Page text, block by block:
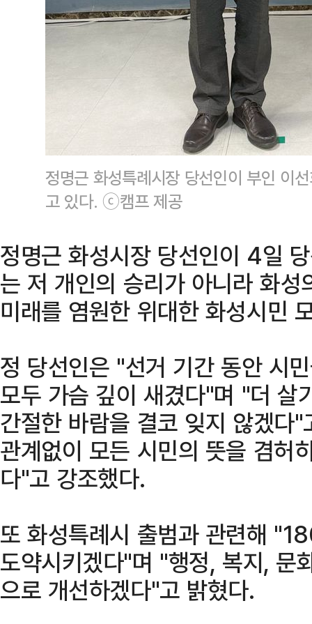
정명근 화성특례시장 당선인이 부인 이
고 있다. ⓒ캠프 제공
정명근 화성시장 당선인이 4일
는 저 개인의 승리가 아니라 화
미래를 염원한 위대한 화성시민
정 당선인은 "선거 기간 동안 시
모두 가슴 깊이 새겼다"며 "더 살
간절한 바람을 결코 잊지 않겠다
관계없이 모든 시민의 뜻을 겸허
다"고 강조했다.
또 화성특례시 출범과 관련해
도약시키겠다"며 "행정, 복지, 문
으로 개선하겠다"고 밝혔다.